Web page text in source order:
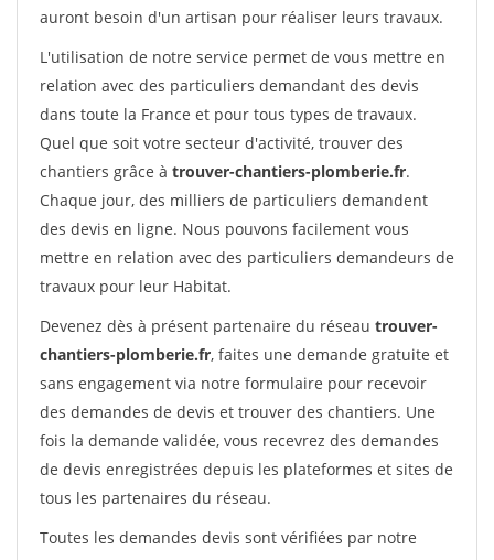
auront besoin d'un artisan pour réaliser leurs travaux.
L'utilisation de notre service permet de vous mettre en
relation avec des particuliers demandant des devis
dans toute la France et pour tous types de travaux.
Quel que soit votre secteur d'activité, trouver des
chantiers grâce à trouver-chantiers-plomberie.fr.
Chaque jour, des milliers de particuliers demandent
des devis en ligne. Nous pouvons facilement vous
mettre en relation avec des particuliers demandeurs de
travaux pour leur Habitat.
Devenez dès à présent partenaire du réseau trouver-
chantiers-plomberie.fr, faites une demande gratuite et
sans engagement via notre formulaire pour recevoir
des demandes de devis et trouver des chantiers. Une
fois la demande validée, vous recevrez des demandes
de devis enregistrées depuis les plateformes et sites de
tous les partenaires du réseau.
Toutes les demandes devis sont vérifiées par notre